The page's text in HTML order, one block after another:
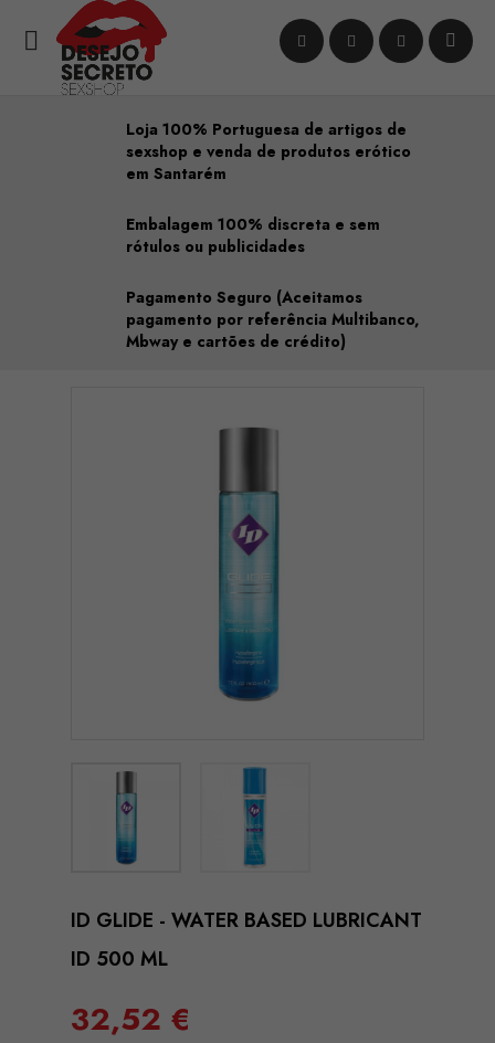

Loja 100% Portuguesa de artigos de
sexshop e venda de produtos erótico
em Santarém
Embalagem 100% discreta e sem
rótulos ou publicidades
Pagamento Seguro (Aceitamos
pagamento por referência Multibanco,
Mbway e cartões de crédito)
ID GLIDE - WATER BASED LUBRICANT
ID 500 ML
32,52 €